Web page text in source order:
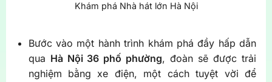
Khám phá Nhà hát lớn Hà Nội
Bước vào một hành trình khám phá đầy hấp dẫn
qua Hà Nội 36 phố phường, đoàn sẽ được trải
nghiệm bằng xe điện, một cách tuyệt vời để